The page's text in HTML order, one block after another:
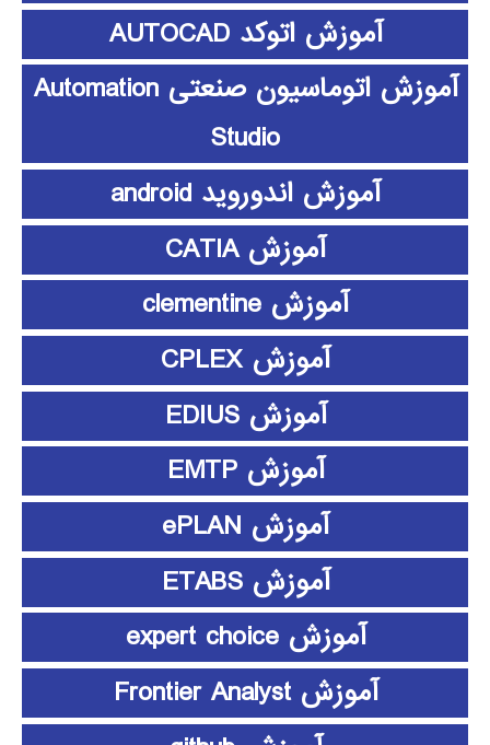
آموزش اتوکد AUTOCAD
آموزش اتوماسیون صنعتی Automation
Studio
آموزش اندوروید android
آموزش CATIA
آموزش clementine
آموزش CPLEX
آموزش EDIUS
آموزش EMTP
آموزش ePLAN
آموزش ETABS
آموزش expert choice
آموزش Frontier Analyst